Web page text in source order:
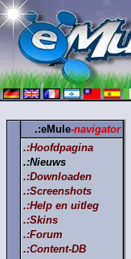
.:eMule-navigator
.:Hoofdpagina
.:Nieuws
.:Downloaden
.:Screenshots
.:Help en uitleg
.:Skins
.:Forum
.:Content-DB